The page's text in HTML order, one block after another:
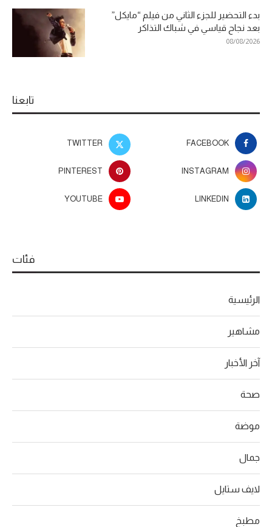
بدء التحضير للجزء الثاني من فيلم “مايكل”
بعد نجاح قياسي في شباك التذاكر
08/08/2026
تابعنا
FACEBOOK
TWITTER
INSTAGRAM
PINTEREST
LINKEDIN
YOUTUBE
فئات
الرئيسية
مشاهير
آخر الأخبار
صحة
موضة
جمال
لايف ستايل
مطبخ